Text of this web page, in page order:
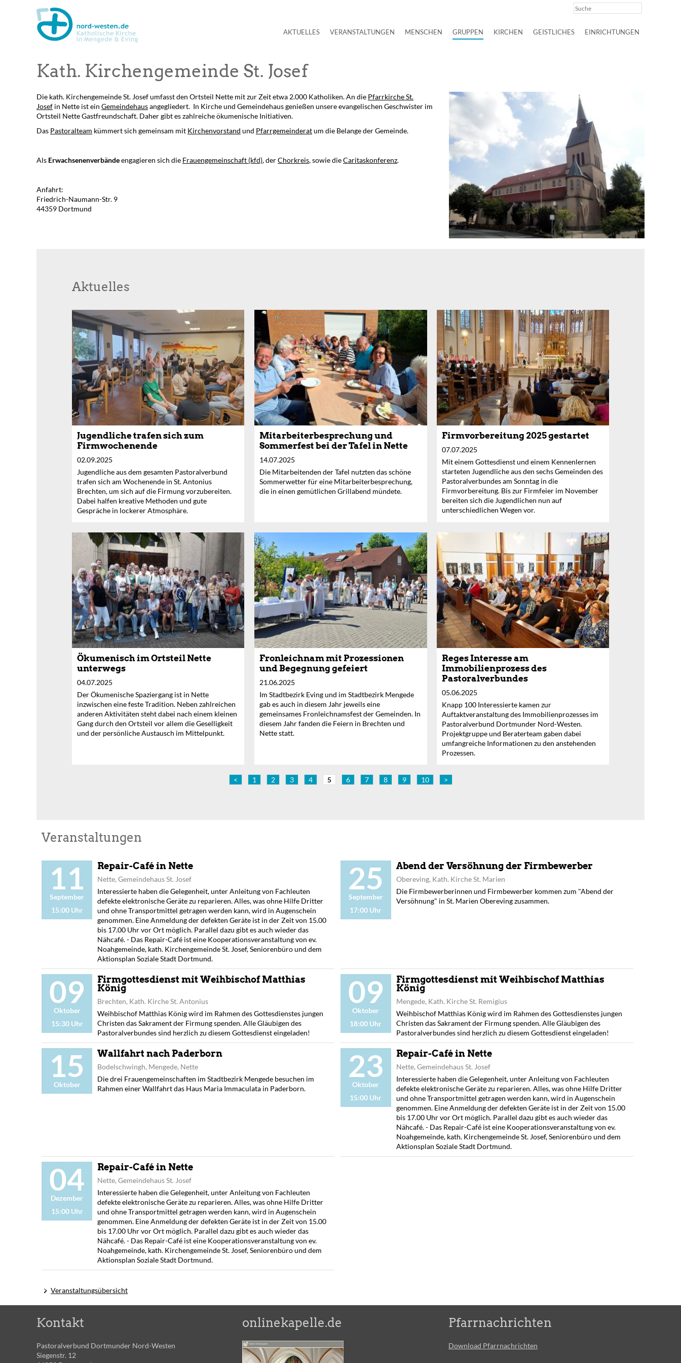
AKTUELLES VERANSTALTUNGEN MENSCHEN GRUPPEN KIRCHEN GEISTLICHES EINRICHTUNGEN
Kath. Kirchengemeinde St. Josef
Die kath. Kirchengemeinde St. Josef umfasst den Ortsteil Nette mit zur Zeit etwa 2.000 Katholiken. An die Pfarrkirche St.
Josef in Nette ist ein Gemeindehausangegliedert. In Kirche und Gemeindehaus genießen unsere evangelischen Geschwister im
Ortsteil Nette Gastfreundschaft. Daher gibt es zahlreiche ökumenische Initiativen.
Das Pastoralteam kümmert sich gemeinsam mit Kirchenvorstand und Pfarrgemeinderatum die Belange der Gemeinde.
Als Erwachsenenverbändeengagieren sich die Frauengemeinschaft (kfd), derChorkreis, sowie dieCaritaskonferenz.
Anfahrt:
Friedrich-Naumann-Str. 9
44359 Dortmund
Aktuelles
Jugendliche trafen sich zum
Firmwochenende
02.09.2025
Jugendliche aus dem gesamten Pastoralverbund
trafen sich am Wochenende in St. Antonius
Brechten, um sich auf die Firmung vorzubereiten.
Dabei halfen kreative Methoden und gute
Gespräche in lockerer Atmosphäre.
Mitarbeiterbesprechung und
Sommerfest bei der Tafel in Nette
14.07.2025
Die Mitarbeitenden der Tafel nutzten das schöne
Sommerwetter für eine Mitarbeiterbesprechung,
die in einen gemütlichen Grillabend mündete.
Firmvorbereitung 2025 gestartet
07.07.2025
Mit einem Gottesdienst und einem Kennenlernen
starteten Jugendliche aus den sechs Gemeinden des
Pastoralverbundes am Sonntag in die
Firmvorbereitung. Bis zur Firmfeier im November
bereiten sich die Jugendlichen nun auf
unterschiedlichen Wegen vor.
Ökumenisch im Ortsteil Nette
unterwegs
04.07.2025
Der Ökumenische Spaziergang ist in Nette
inzwischen eine feste Tradition. Neben zahlreichen
anderen Aktivitäten steht dabei nach einem kleinen
Gang durch den Ortsteil vor allem die Geselligkeit
und der persönliche Austausch im Mittelpunkt.
Fronleichnam mit Prozessionen
und Begegnung gefeiert
21.06.2025
Im Stadtbezirk Eving und im Stadtbezirk Mengede
gab es auch in diesem Jahr jeweils eine
gemeinsames Fronleichnamsfest der Gemeinden. In
diesem Jahr fanden die Feiern in Brechten und
Nette statt.
Reges Interesse am
Immobilienprozess des
Pastoralverbundes
05.06.2025
Knapp 100 Interessierte kamen zur
Auftaktveranstaltung des Immobilienprozesses im
Pastoralverbund Dortmunder Nord-Westen.
Projektgruppe und Beraterteam gaben dabei
umfangreiche Informationen zu den anstehenden
Prozessen.
< 1 2 3 4 5 6 7 8 9 10 >
Veranstaltungen
11
September
15:00 Uhr
Repair-Café in Nette
Nette, Gemeindehaus St. Josef
Interessierte haben die Gelegenheit, unter Anleitung von Fachleuten
defekte elektronische Geräte zu reparieren. Alles, was ohne Hilfe Dritter
und ohne Transportmittel getragen werden kann, wird in Augenschein
genommen. Eine Anmeldung der defekten Geräte ist in der Zeit von 15.00
bis 17.00 Uhr vor Ort möglich. Parallel dazu gibt es auch wieder das
Nähcafé. - Das Repair-Café ist eine Kooperationsveranstaltung von ev.
Noahgemeinde, kath. Kirchengemeinde St. Josef, Seniorenbüro und dem
Aktionsplan Soziale Stadt Dortmund.
25
September
17:00 Uhr
Abend der Versöhnung der Firmbewerber
Obereving, Kath. Kirche St. Marien
Die Firmbewerberinnen und Firmbewerber kommen zum "Abend der
Versöhnung" in St. Marien Obereving zusammen.
09
Oktober
15:30 Uhr
Firmgottesdienst mit Weihbischof Matthias
König
Brechten, Kath. Kirche St. Antonius
Weihbischof Matthias König wird im Rahmen des Gottesdienstes jungen
Christen das Sakrament der Firmung spenden. Alle Gläubigen des
Pastoralverbundes sind herzlich zu diesem Gottesdienst eingeladen!
09
Oktober
18:00 Uhr
Firmgottesdienst mit Weihbischof Matthias
König
Mengede, Kath. Kirche St. Remigius
Weihbischof Matthias König wird im Rahmen des Gottesdienstes jungen
Christen das Sakrament der Firmung spenden. Alle Gläubigen des
Pastoralverbundes sind herzlich zu diesem Gottesdienst eingeladen!
15
Oktober
Wallfahrt nach Paderborn
Bodelschwingh, Mengede, Nette
Die drei Frauengemeinschaften im Stadtbezirk Mengede besuchen im
Rahmen einer Wallfahrt das Haus Maria Immaculata in Paderborn.
23
Oktober
15:00 Uhr
Repair-Café in Nette
Nette, Gemeindehaus St. Josef
Interessierte haben die Gelegenheit, unter Anleitung von Fachleuten
defekte elektronische Geräte zu reparieren. Alles, was ohne Hilfe Dritter
und ohne Transportmittel getragen werden kann, wird in Augenschein
genommen. Eine Anmeldung der defekten Geräte ist in der Zeit von 15.00
bis 17.00 Uhr vor Ort möglich. Parallel dazu gibt es auch wieder das
Nähcafé. - Das Repair-Café ist eine Kooperationsveranstaltung von ev.
Noahgemeinde, kath. Kirchengemeinde St. Josef, Seniorenbüro und dem
Aktionsplan Soziale Stadt Dortmund.
04
Dezember
15:00 Uhr
Repair-Café in Nette
Nette, Gemeindehaus St. Josef
Interessierte haben die Gelegenheit, unter Anleitung von Fachleuten
defekte elektronische Geräte zu reparieren. Alles, was ohne Hilfe Dritter
und ohne Transportmittel getragen werden kann, wird in Augenschein
genommen. Eine Anmeldung der defekten Geräte ist in der Zeit von 15.00
bis 17.00 Uhr vor Ort möglich. Parallel dazu gibt es auch wieder das
Nähcafé. - Das Repair-Café ist eine Kooperationsveranstaltung von ev.
Noahgemeinde, kath. Kirchengemeinde St. Josef, Seniorenbüro und dem
Aktionsplan Soziale Stadt Dortmund.
Veranstaltungsübersicht
Kontakt
Pastoralverbund Dortmunder Nord-Westen
Siegenstr. 12
onlinekapelle.de Pfarrnachrichten
Download Pfarrnachrichten